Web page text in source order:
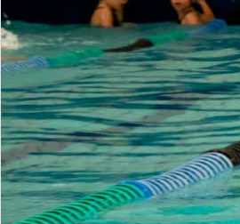
INSTITUCIONAL